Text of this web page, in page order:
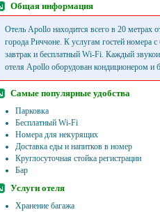
Общая информация
Отель Apollo находится всего в 20 метрах
города Риччоне. К услугам гостей номера
завтрак и бесплатный Wi-Fi. Каждый
отеля Apollo оборудован кондиционером и
Самые популярные удобства
Парковка
Бесплатный Wi-Fi
Номера для некурящих
Доставка еды и напитков в номер
Круглосуточная стойка регистрации
Бар
Услуги отеля
Хранение багажа